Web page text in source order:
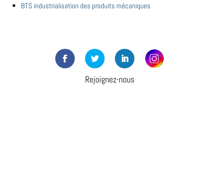
BTS industrialisation des produits mécaniques
Rejoignez-nous